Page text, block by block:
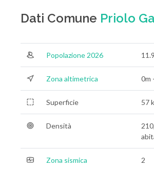
Dati Comune Priolo
Popolazione 2026
Zona altimetrica 0m
Superficie 57
Densità
Zona sismica 2